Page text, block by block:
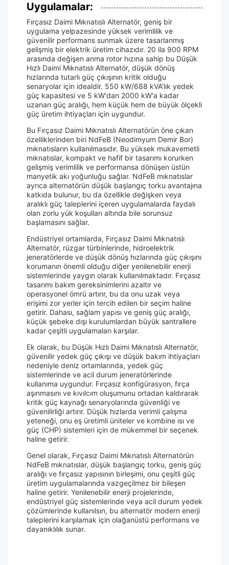
Uygulamalar:
Fırçasız Daimi Mıknatıslı Alternatör, geniş bir
uygulama yelpazesinde yüksek verimlilik ve
güvenilir performans sunmak üzere tasarlanmış
gelişmiş bir elektrik üretim cihazıdır. 20 ila 900 RPM
arasında değişen anma rotor hızına sahip bu Düşük
Hızlı Daimi Mıknatıslı Alternatör, düşük dönüş
hızlarında tutarlı güç çıkışının kritik olduğu
senaryolar için idealdir. 550 kW/688 kVA'lık yedek
güç kapasitesi ve 5 kW'dan 2000 kW'a kadar
uzanan güç aralığı, hem küçük hem de büyük ölçekli
güç üretim ihtiyaçları için uygundur.
Bu Fırçasız Daimi Mıknatıslı Alternatörün öne çıkan
özelliklerinden biri NdFeB (Neodimyum Demir Bor)
mıknatısların kullanılmasıdır. Bu yüksek mukavemetli
mıknatıslar, kompakt ve hafif bir tasarımı korurken
gelişmiş verimlilik ve performansa dönüşen üstün
manyetik akı yoğunluğu sağlar. NdFeB mıknatıslar
ayrıca alternatörün düşük başlangıç torku avantajına
katkıda bulunur, bu da özellikle değişken veya
aralıklı güç taleplerini içeren uygulamalarda faydalı
olan zorlu yük koşulları altında bile sorunsuz
başlamasını sağlar.
Endüstriyel ortamlarda, Fırçasız Daimi Mıknatıslı
Alternatör, rüzgar türbinlerinde, hidroelektrik
jeneratörlerde ve düşük dönüş hızlarında güç çıkışını
korumanın önemli olduğu diğer yenilenebilir enerji
sistemlerinde yaygın olarak kullanılmaktadır. Fırçasız
tasarımı bakım gereksinimlerini azaltır ve
operasyonel ömrü artırır, bu da onu uzak veya
erişimi zor yerler için tercih edilen bir seçim haline
getirir. Dahası, sağlam yapısı ve geniş güç aralığı,
küçük şebeke dışı kurulumlardan büyük santrallere
kadar çeşitli uygulamaları karşılar.
Ek olarak, bu Düşük Hızlı Daimi Mıknatıslı Alternatör,
güvenilir yedek güç çıkışı ve düşük bakım ihtiyaçları
nedeniyle deniz ortamlarında, yedek güç
sistemlerinde ve acil durum jeneratörlerinde
kullanıma uygundur. Fırçasız konfigürasyon, fırça
aşınmasını ve kıvılcım oluşumunu ortadan kaldırarak
kritik güç kaynağı senaryolarında güvenliği ve
güvenilirliği artırır. Düşük hızlarda verimli çalışma
yeteneği, onu eş üretimli üniteler ve kombine ısı ve
güç (CHP) sistemleri için de mükemmel bir seçenek
haline getirir.
Genel olarak, Fırçasız Daimi Mıknatıslı Alternatörün
NdFeB mıknatıslar, düşük başlangıç torku, geniş güç
aralığı ve fırçasız yapısının birleşimi, onu çeşitli güç
üretim uygulamalarında vazgeçilmez bir bileşen
haline getirir. Yenilenebilir enerji projelerinde,
endüstriyel güç sistemlerinde veya acil durum yedek
çözümlerinde kullanılsın, bu alternatör modern enerji
taleplerini karşılamak için olağanüstü performans ve
dayanıklılık sunar.